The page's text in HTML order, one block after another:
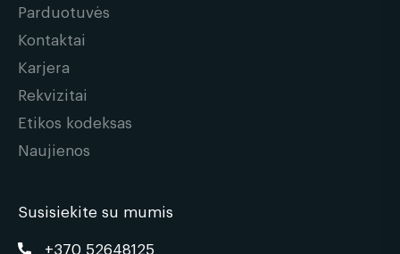
Parduotuvės
Kontaktai
Karjera
Rekvizitai
Etikos kodeksas
Naujienos
Susisiekite su mumis
+370 52648125